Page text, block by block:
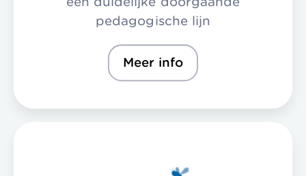
pedagogische lijn
Meer info